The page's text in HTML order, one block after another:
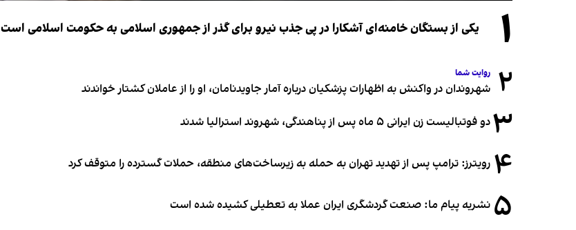
۱ یکی از بستگان خامنه‌ای آشکارا در پی جذب نیرو برای گذر از جمهوری اسلامی به حکومت اسلامی است
۲ روایت شما
شهروندان در واکنش به اظهارات پزشکیان درباره آمار جاویدنامان، او را از عاملان کشتار خواندند
۳دو فوتبالیست زن ایرانی ۵ ماه پس از پناهندگی، شهروند استرالیا شدند
۴ رویترز: ترامپ پس از تهدید تهران به حمله به زیرساخت‌های منطقه، حملات گسترده را متوقف کرد
۵ نشریه پیام ما: صنعت گردشگری ایران عملا به تعطیلی کشیده شده است